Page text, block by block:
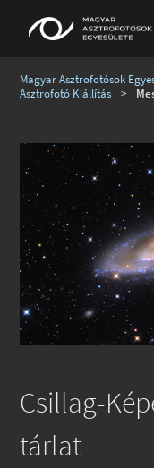
Magyar Asztrofotósok
Asztrofotó Kiállítás
>
Csillag-
tárlat